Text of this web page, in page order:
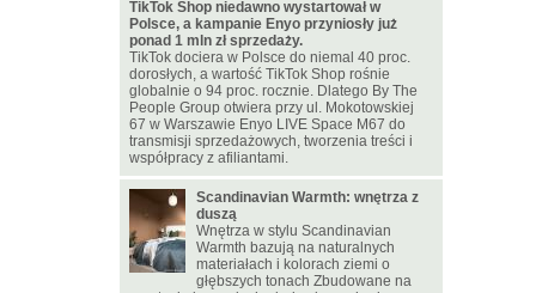
TikTok Shop niedawno wystartował w
Polsce, a kampanie Enyo przyniosły już
ponad 1 mln zł sprzedaży.
TikTok dociera w Polsce do niemal 40 proc.
dorosłych, a wartość TikTok Shop rośnie
globalnie o 94 proc. rocznie. Dlatego By The
People Group otwiera przy ul. Mokotowskiej
67 w Warszawie Enyo LIVE Space M67 do
transmisji sprzedażowych, tworzenia treści i
współpracy z afiliantami.
Scandinavian Warmth: wnętrza z
duszą
Wnętrza w stylu Scandinavian
Warmth bazują na naturalnych
materiałach i kolorach ziemi o
głębszych tonach Zbudowane na